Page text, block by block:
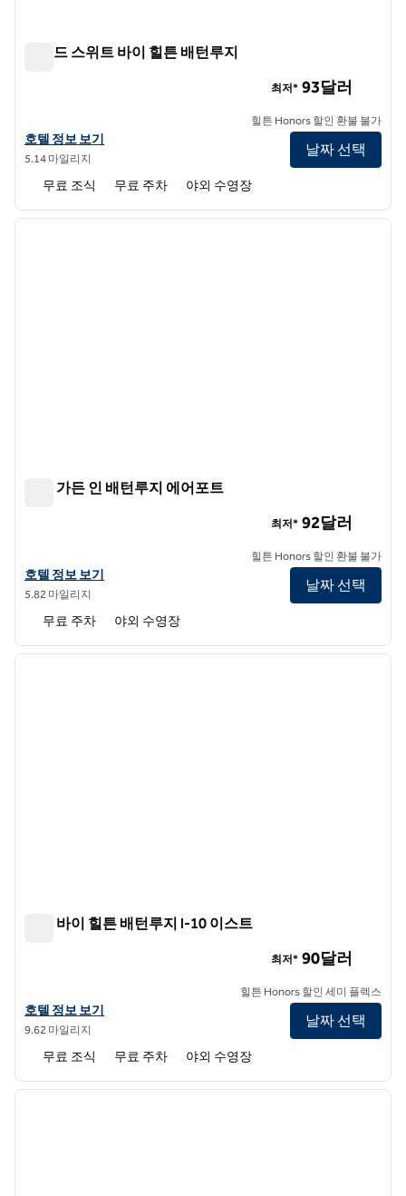
홈우드 스위트 바이 힐튼 배턴루지
홈우드 스위트 바이 힐튼 배턴루지의 호텔 정보 보기
호텔 정보 보기
5.14 마일리지
최저* 93달러
힐튼 Honors 할인 환불 불가
날짜 선택
무료 조식 무료 주차 야외 수영장
1/12
다음
힐튼 가든 인 배턴루지 에어포트
힐튼 가든 인 배턴루지 에어포트의 호텔 정보 보기
호텔 정보 보기
5.82 마일리지
최저* 92달러
힐튼 Honors 할인 환불 불가
날짜 선택
무료 주차 야외 수영장
1/12
다음
트루 바이 힐튼 배턴루지 I-10 이스트
트루 바이 힐튼 배턴루지 I-10 이스트의 호텔 정보 보기
호텔 정보 보기
9.62 마일리지
최저* 90달러
힐튼 Honors 할인 세미 플렉스
날짜 선택
무료 조식 무료 주차 야외 수영장
1/12
다음